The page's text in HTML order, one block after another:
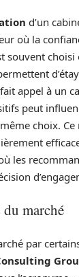
d’un
où la
souvent choisi
appel à un
peut
choix. Ce
les
marché
par